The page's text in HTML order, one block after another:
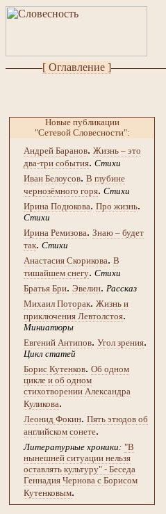
[ Оглавление ]
Новые публикации
"Сетевой Словесности":
Андрей Баранов. Жизнь – это
два-три события. Стихи
Иван Белоусов. В глубине
чернозёмного горя. Стихи
Ирина Подюкова. Про жизнь.
Стихи
Ирина Ремизова. Знаю – будет
так. Стихи
Анастасия Скорикова. В
тишайшем снегу. Стихи
Братья Бри. Эвелин. Рассказ
Михаил Поторак. Жизнь и
приключения Левтолстоя.
Миниатюры
Евгений Антипов. Угол зрения.
Цикл статей
Борис Кутенков. Об одном
цикле и об одном
стихотворении Александра
Куликова.
Леонид Фокин. Пять этюдов об
английском сонете.
Литературные хроники: "В
нынешней ситуации нельзя
оставлять культуру" - Беседа
Геннадия Чернова с Борисом
Кутенковым.